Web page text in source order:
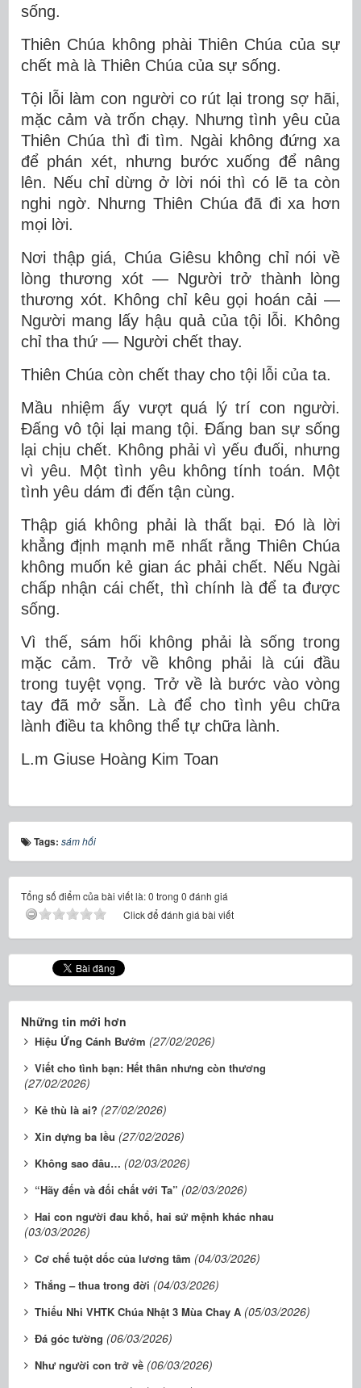
sống.
Thiên Chúa không phài Thiên Chúa của sự
chết mà là Thiên Chúa của sự sống.
Tội lỗi làm con người co rút lại trong sợ hãi,
mặc cảm và trốn chạy. Nhưng tình yêu của
Thiên Chúa thì đi tìm. Ngài không đứng xa
để phán xét, nhưng bước xuống để nâng
lên. Nếu chỉ dừng ở lời nói thì có lẽ ta còn
nghi ngờ. Nhưng Thiên Chúa đã đi xa hơn
mọi lời.
Nơi thập giá, Chúa Giêsu không chỉ nói về
lòng thương xót — Người trở thành lòng
thương xót. Không chỉ kêu gọi hoán cải —
Người mang lấy hậu quả của tội lỗi. Không
chỉ tha thứ — Người chết thay.
Thiên Chúa còn chết thay cho tội lỗi của ta.
Mầu nhiệm ấy vượt quá lý trí con người.
Đấng vô tội lại mang tội. Đấng ban sự sống
lại chịu chết. Không phải vì yếu đuối, nhưng
vì yêu. Một tình yêu không tính toán. Một
tình yêu dám đi đến tận cùng.
Thập giá không phải là thất bại. Đó là lời
khẳng định mạnh mẽ nhất rằng Thiên Chúa
không muốn kẻ gian ác phải chết. Nếu Ngài
chấp nhận cái chết, thì chính là để ta được
sống.
Vì thế, sám hối không phải là sống trong
mặc cảm. Trở về không phải là cúi đầu
trong tuyệt vọng. Trở về là bước vào vòng
tay đã mở sẵn. Là để cho tình yêu chữa
lành điều ta không thể tự chữa lành.
L.m Giuse Hoàng Kim Toan
Tags: sám hối
Tổng số điểm của bài viết là: 0 trong 0 đánh giá
Click để đánh giá bài viết
Những tin mới hơn
Hiệu Ứng Cánh Bướm (27/02/2026)
Viết cho tình bạn: Hết thân nhưng còn thương
(27/02/2026)
Kẻ thù là ai? (27/02/2026)
Xin dựng ba lều (27/02/2026)
Không sao đâu… (02/03/2026)
“Hãy đến và đối chất với Ta” (02/03/2026)
Hai con người đau khổ, hai sứ mệnh khác nhau
(03/03/2026)
Cơ chế tuột dốc của lương tâm (04/03/2026)
Thắng – thua trong đời (04/03/2026)
​​​​​​​Thiếu Nhi VHTK Chúa Nhật 3 Mùa Chay A (05/03/2026)
Đá góc tường (06/03/2026)
Như người con trở về (06/03/2026)